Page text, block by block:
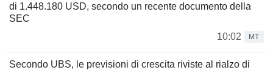
di 1.448.180 USD, secondo un recente documento della
SEC
10:02
MT
Secondo UBS, le previsioni di crescita riviste al rialzo di